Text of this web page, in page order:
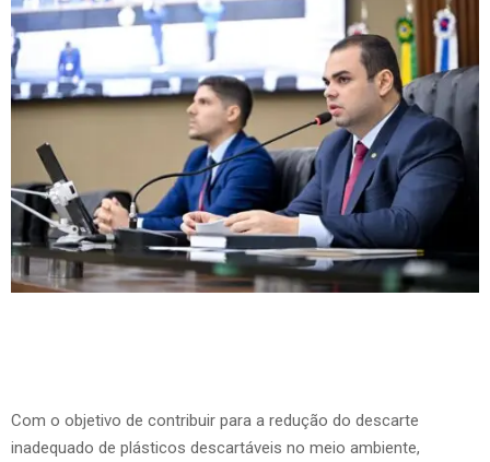
Com o objetivo de contribuir para a redução do descarte
inadequado de plásticos descartáveis no meio ambiente,